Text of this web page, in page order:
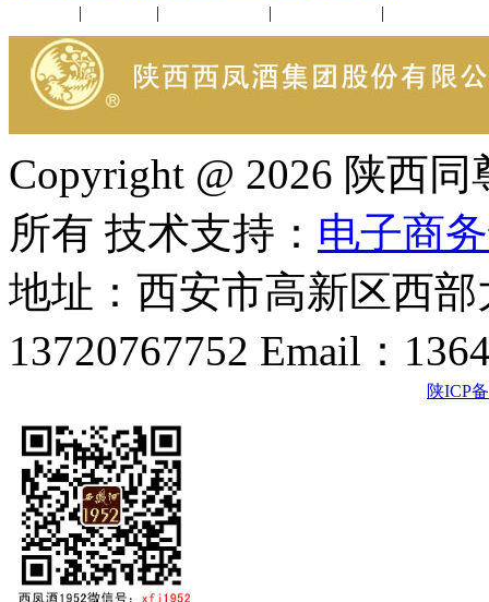
| | | |
Copyright @ 2026 陕西
所有 技术支持： 电子商
地址：西安市高新区西
13720767752 Email：
陕ICP